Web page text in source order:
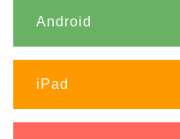
Android
iPad